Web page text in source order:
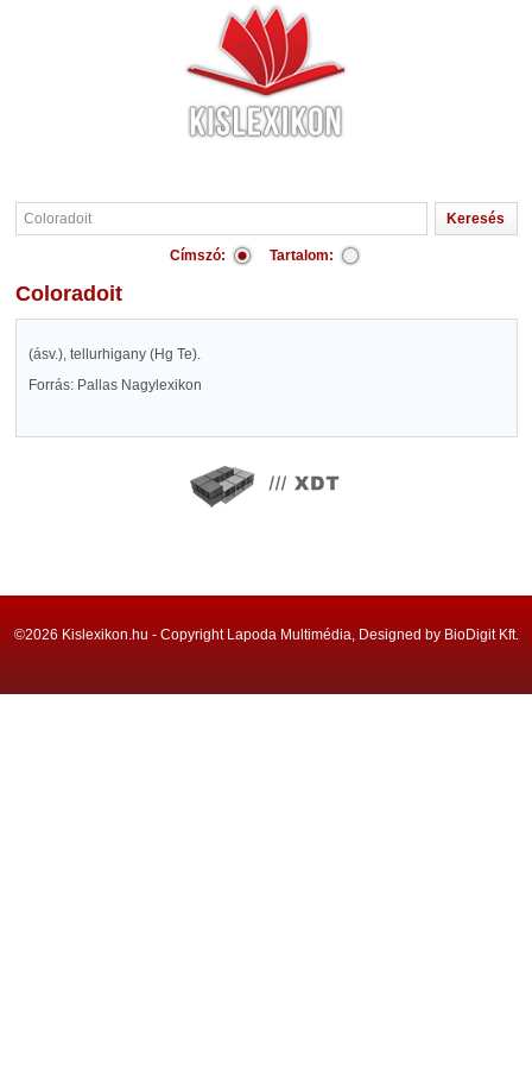
Címszó: Tartalom:
Coloradoit
(ásv.), tellurhigany (Hg Te).
Forrás: Pallas Nagylexikon
©2026 Kislexikon.hu - Copyright Lapoda Multimédia, Designed by BioDigit Kft.